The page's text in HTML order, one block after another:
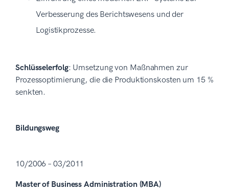
Verbesserung des Berichtswesens und der
Logistikprozesse.
Schlüsselerfolg: Umsetzung von Maßnahmen zur
Prozessoptimierung, die die Produktionskosten um 15 %
senkten.
Bildungsweg
10/2006 – 03/2011
Master of Business Administration (MBA)